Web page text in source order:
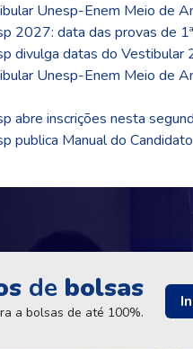
Unesp-Enem Meio de
2027: data das provas de
divulga datas do Vestibular
Unesp-Enem Meio de
inscrições nesta
Manual do
de bolsas
a bolsas de até 100%.